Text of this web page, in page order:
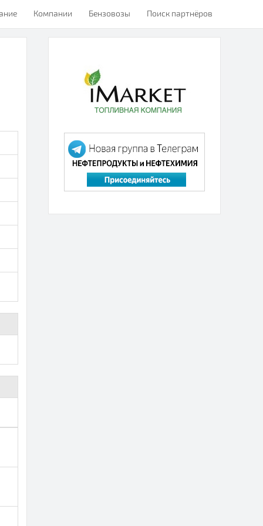
Компании Бензовозы Поиск партнёров